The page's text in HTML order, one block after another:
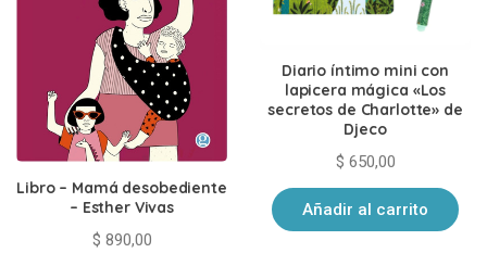
Libro – Mamá desobediente
– Esther Vivas
$ 890,00
Diario íntimo mini con
lapicera mágica «Los
secretos de Charlotte» de
Djeco
$ 650,00
Añadir al carrito